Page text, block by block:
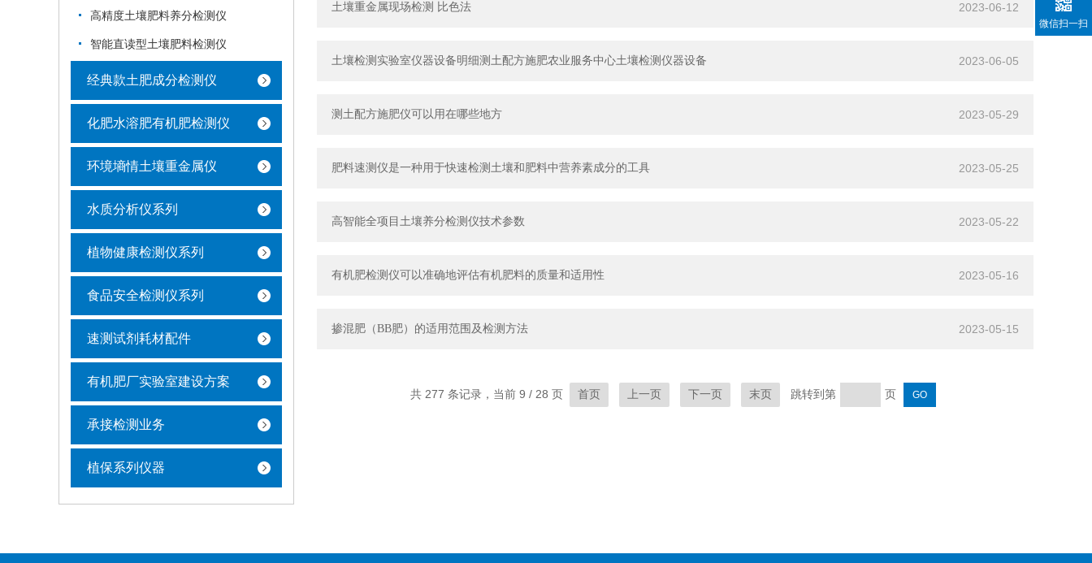
高精度土壤肥料养分检测仪
智能直读型土壤肥料检测仪
经典款土肥成分检测仪
化肥水溶肥有机肥检测仪
环境墒情土壤重金属仪
水质分析仪系列
植物健康检测仪系列
食品安全检测仪系列
速测试剂耗材配件
有机肥厂实验室建设方案
承接检测业务
植保系列仪器
土壤重金属现场检测 比色法 2023-06-12
土壤检测实验室仪器设备明细测土配方施肥农业服务中心土壤检测仪器设备 2023-06-05
测土配方施肥仪可以用在哪些地方 2023-05-29
肥料速测仪是一种用于快速检测土壤和肥料中营养素成分的工具 2023-05-25
高智能全项目土壤养分检测仪技术参数 2023-05-22
有机肥检测仪可以准确地评估有机肥料的质量和适用性 2023-05-16
掺混肥（BB肥）的适用范围及检测方法 2023-05-15
共 277 条记录，当前 9 / 28 页 首页 上一页 下一页 末页 跳转到第 页
微信扫一扫